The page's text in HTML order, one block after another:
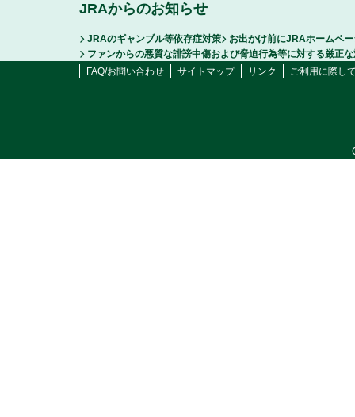
JRAからのお知らせ
JRAのギャンブル等依存症対策
お出かけ前にJRAホームペ
ファンからの悪質な誹謗中傷および脅迫行為等に対する厳正
FAQ/お問い合わせ
サイトマップ リンク ご利用に際し